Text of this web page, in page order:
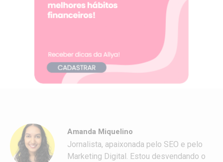
Amanda Miquelino
Jornalista, apaixonada pelo SEO e pelo
Marketing Digital. Estou desvendando o